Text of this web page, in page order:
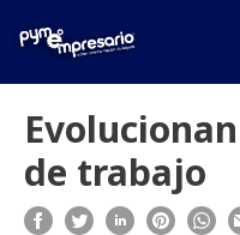
de trabajo